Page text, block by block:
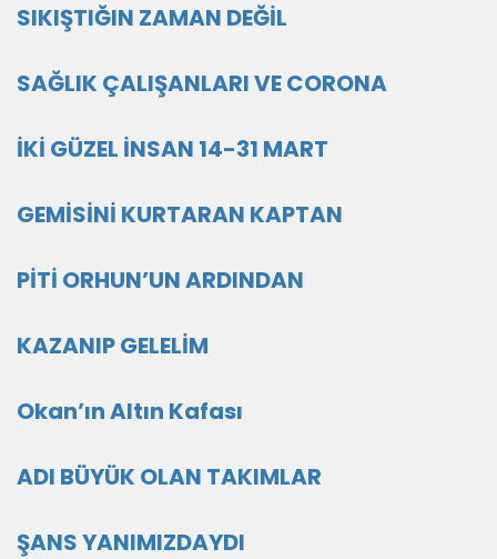
SIKIŞTIĞIN ZAMAN DEĞİL
SAĞLIK ÇALIŞANLARI VE CORONA
İKİ GÜZEL İNSAN 14-31 MART
GEMİSİNİ KURTARAN KAPTAN
PİTİ ORHUN’UN ARDINDAN
KAZANIP GELELİM
Okan’ın Altın Kafası
ADI BÜYÜK OLAN TAKIMLAR
ŞANS YANIMIZDAYDI